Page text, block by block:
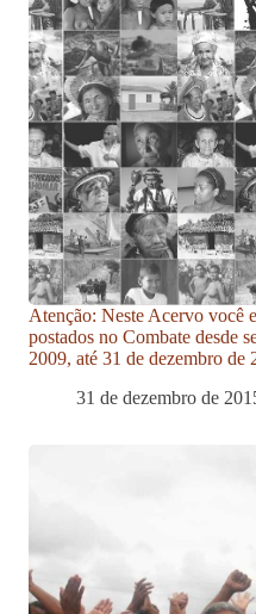
Atenção: Neste Acervo você
postados no Combate desde
2009, até 31 de dezembro de
31 de dezembro de